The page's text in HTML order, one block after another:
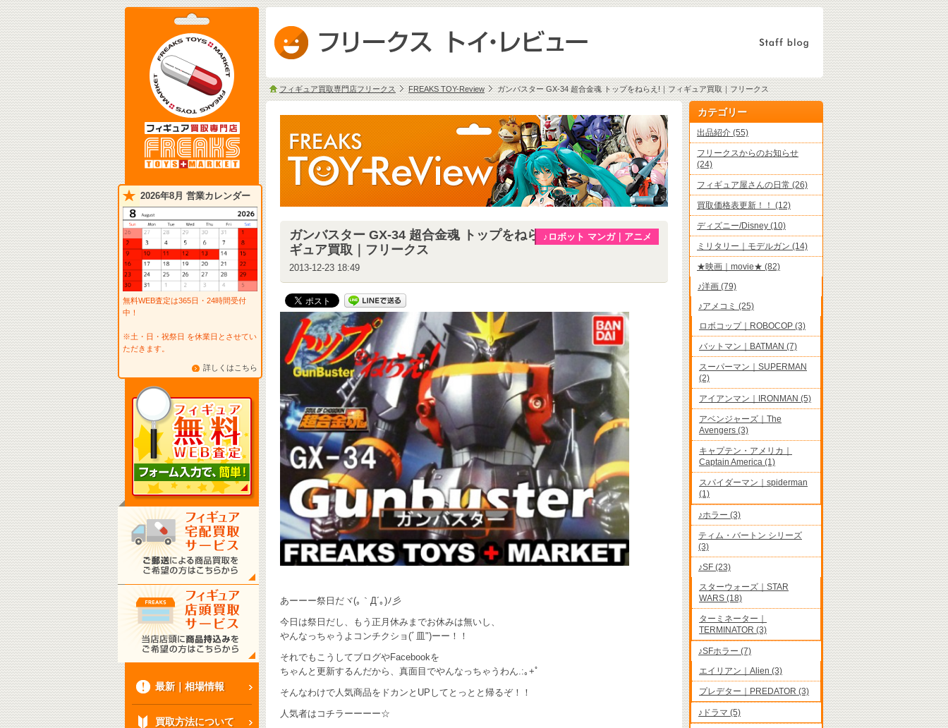
2026年8月 営業カレンダー
無料WEB査定は365日・24時間受付
中！
※土・日・祝祭日 を休業日とさせてい
ただきます。
詳しくはこちら
最新｜相場情報
買取方法について
フィギュア買取専門店フリークス FREAKS TOY-Review ガンバスター GX-34 超合金魂 トップをねらえ!｜フィギュア買取｜フリークス
ガンバスター GX-34 超合金魂 トップをねらえ!｜フィ
ギュア買取｜フリークス
2013-12-23 18:49
♪ロボット マンガ｜アニメ
あーーー祭日だヾ(｡｀Д´｡)ﾉ彡
今日は祭日だし、もう正月休みまでお休みは無いし、
やんなっちゃうよコンチクショ(ﾞ皿")ーー！！
それでもこうしてブログやFacebookを
ちゃんと更新するんだから、真面目でやんなっちゃうわん.:｡+ﾟ
そんなわけで人気商品をドカンとUPしてとっとと帰るぞ！！
人気者はコチラーーーー☆
カテゴリー
出品紹介 (55)
フリークスからのお知らせ
(24)
フィギュア屋さんの日常 (26)
買取価格表更新！！ (12)
ディズニー/Disney (10)
ミリタリー｜モデルガン (14)
★映画｜movie★ (82)
♪洋画 (79)
♪アメコミ (25)
ロボコップ｜ROBOCOP (3)
バットマン｜BATMAN (7)
スーパーマン｜SUPERMAN
(2)
アイアンマン｜IRONMAN (5)
アベンジャーズ｜The
Avengers (3)
キャプテン・アメリカ｜
Captain America (1)
スパイダーマン｜spiderman
(1)
♪ホラー (3)
ティム・バートン シリーズ
(3)
♪SF (23)
スターウォーズ｜STAR
WARS (18)
ターミネーター｜
TERMINATOR (3)
♪SFホラー (7)
エイリアン｜Alien (3)
プレデター｜PREDATOR (3)
♪ドラマ (5)